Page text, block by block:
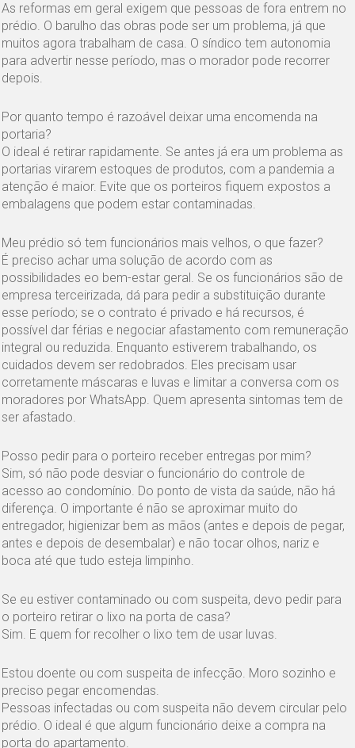
As reformas em geral exigem que pessoas de fora entrem no
prédio. O barulho das obras pode ser um problema, já que
muitos agora trabalham de casa. O síndico tem autonomia
para advertir nesse período, mas o morador pode recorrer
depois.
Por quanto tempo é razoável deixar uma encomenda na
portaria?
O ideal é retirar rapidamente. Se antes já era um problema as
portarias virarem estoques de produtos, com a pandemia a
atenção é maior. Evite que os porteiros fiquem expostos a
embalagens que podem estar contaminadas.
Meu prédio só tem funcionários mais velhos, o que fazer?
É preciso achar uma solução de acordo com as
possibilidades eo bem-estar geral. Se os funcionários são de
empresa terceirizada, dá para pedir a substituição durante
esse período; se o contrato é privado e há recursos, é
possível dar férias e negociar afastamento com remuneração
integral ou reduzida. Enquanto estiverem trabalhando, os
cuidados devem ser redobrados. Eles precisam usar
corretamente máscaras e luvas e limitar a conversa com os
moradores por WhatsApp. Quem apresenta sintomas tem de
ser afastado.
Posso pedir para o porteiro receber entregas por mim?
Sim, só não pode desviar o funcionário do controle de
acesso ao condomínio. Do ponto de vista da saúde, não há
diferença. O importante é não se aproximar muito do
entregador, higienizar bem as mãos (antes e depois de pegar,
antes e depois de desembalar) e não tocar olhos, nariz e
boca até que tudo esteja limpinho.
Se eu estiver contaminado ou com suspeita, devo pedir para
o porteiro retirar o lixo na porta de casa?
Sim. E quem for recolher o lixo tem de usar luvas.
Estou doente ou com suspeita de infecção. Moro sozinho e
preciso pegar encomendas.
Pessoas infectadas ou com suspeita não devem circular pelo
prédio. O ideal é que algum funcionário deixe a compra na
porta do apartamento.